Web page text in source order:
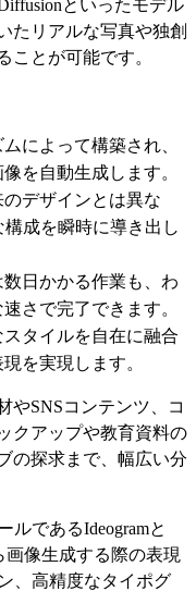
といったモデル
たリアルな写真や独創
ことが可能です。
によって構築され、
を自動生成します。
デザインとは異な
成を瞬時に導き出し
日かかる作業も、わ
さで完了できます。
タイルを自在に融合
を実現します。
やSNSコンテンツ、コ
クアップや教育資料の
の探求まで、幅広い分
ルであるIdeogramと
像生成する際の表現
、高精度なタイポグ